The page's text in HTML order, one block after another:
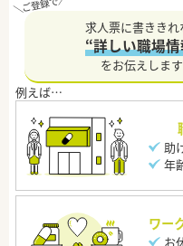
求人票に書ききれ
“詳しい職場
をお伝えします
助
年
ワー
お